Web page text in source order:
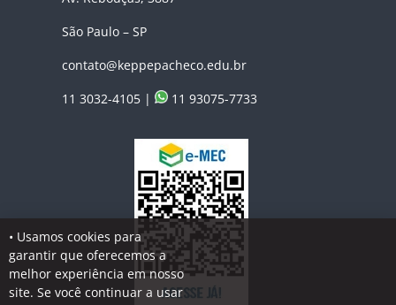
São Paulo – SP
contato@keppepacheco.edu.br
11 3032-4105 |
11 93075-7733
• Usamos cookies para
garantir que oferecemos a
melhor experiência em nosso
site. Se você continuar a usar